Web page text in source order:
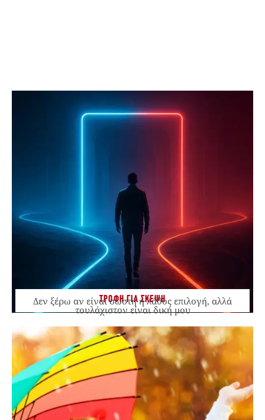
ΤΡΟΦΗ ΓΙΑ ΣΚΕΨΗ
Δεν ξέρω αν είναι σωστή ή λάθος επιλογή, αλλά
τουλάχιστον είναι δική μου